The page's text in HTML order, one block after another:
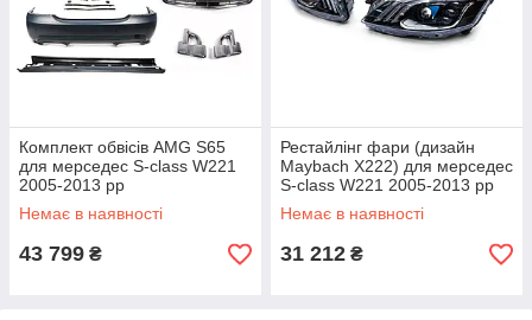
Комплект обвісів AMG S65
для мерседес S-сlass W221
2005-2013 рр
Немає в наявності
43 799 ₴
Рестайлінг фари (дизайн
Maybach X222) для мерседес
S-сlass W221 2005-2013 рр
Немає в наявності
31 212 ₴